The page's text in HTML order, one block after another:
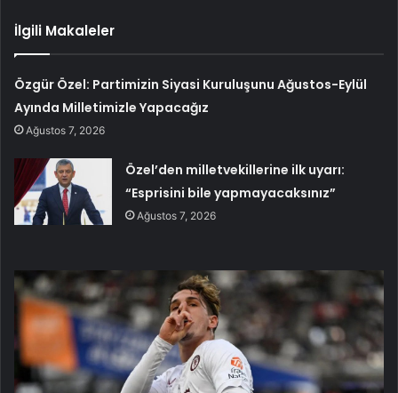
İlgili Makaleler
Özgür Özel: Partimizin Siyasi Kuruluşunu Ağustos-Eylül
Ayında Milletimizle Yapacağız
Ağustos 7, 2026
Özel’den milletvekillerine ilk uyarı:
“Esprisini bile yapmayacaksınız”
Ağustos 7, 2026